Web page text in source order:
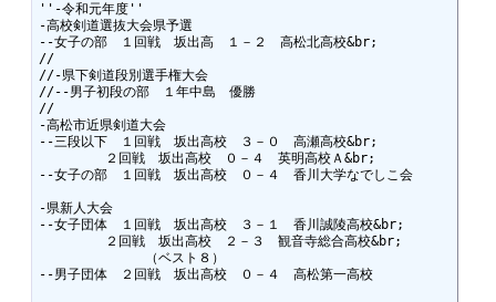
''-令和元年度''
-高校剣道選抜大会県予選
--女子の部　１回戦　坂出高　１－２　高松北高校&br;
//
//-県下剣道段別選手権大会
//--男子初段の部　１年中島　優勝
//
-高松市近県剣道大会
--三段以下　１回戦　坂出高校　３－０　高瀬高校&br;
２回戦　坂出高校　０－４　英明高校Ａ&br;
--女子の部　１回戦　坂出高校　０－４　香川大学なでしこ会
-県新人大会
--女子団体　１回戦　坂出高校　３－１　香川誠陵高校&br;
２回戦　坂出高校　２－３　観音寺総合高校&br;
（ベスト８）
--男子団体　２回戦　坂出高校　０－４　高松第一高校